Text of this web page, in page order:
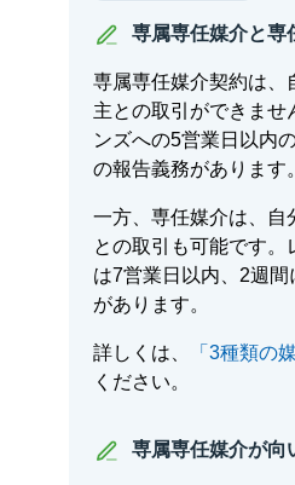
専属専任媒介と専
専属専任媒介契約は、
主との取引ができませ
ンズへの5営業日以内
の報告義務があります。
一方、専任媒介は、自
との取引も可能です。
は7営業日以内、2週
があります。
詳しくは、 「3種類の
ください。
専属専任媒介が向